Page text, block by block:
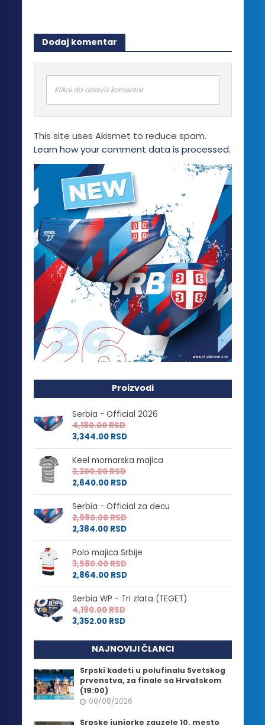
Dodaj komentar
Klikni da ostaviš komentar
This site uses Akismet to reduce spam.
Learn how your comment data is processed.
Proizvodi
Serbia - Official 2026
4,180.00RSD
3,344.00 RSD
Keel mornarska majica
3,300.00RSD
2,640.00 RSD
Serbia - Official za decu
2,980.00RSD
2,384.00 RSD
Polo majica Srbije
3,580.00RSD
2,864.00 RSD
Serbia WP - Tri zlata (TEGET)
4,190.00RSD
3,352.00 RSD
NAJNOVIJI ČLANCI
Srpski kadeti u polufinalu Svetskog
prvenstva, za finale sa Hrvatskom
(19:00)
08/08/2026
Srpske juniorke zauzele 10. mesto